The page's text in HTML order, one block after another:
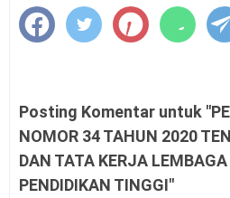
Versi 2027
Latihan Soal Tes Substantif
Kalender Pendidikan Kota
Kalender Pendidikan
Tahapan dan Siklus SPMI di
Buku Saku Pendampingan
Posting Komentar untuk
NOMOR 34 TAHUN 2020
DAN TATA KERJA
PENDIDIKAN TINGGI"